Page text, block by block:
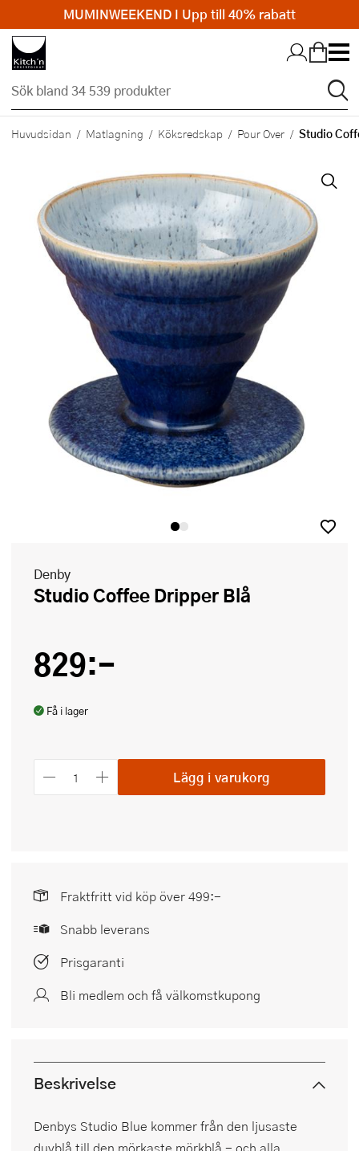
Hopp till huvudinnehållet
Huvudsidan Matlagning Köksredskap Pour Over Studio
Denby
Studio Coffee Dripper Blå
829:-
Få i lager
Lägg i varukorg
Fraktfritt vid köp över 499:-
Snabb leverans
Prisgaranti
Bli medlem och få välkomstkupong
Beskrivelse
Denbys Studio Blue kommer från den ljusaste
MUMINWEEKEND I Upp till 40% rabatt